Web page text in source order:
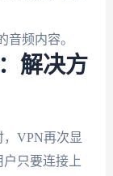
音频内容。
解决方
，VPN再次显
只要连接上